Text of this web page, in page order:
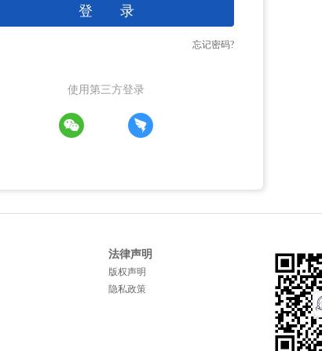
登 录
忘记密码?
使用第三方登录
法律声明
版权声明
隐私政策